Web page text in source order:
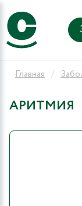
Главная
АРИТМИЯ